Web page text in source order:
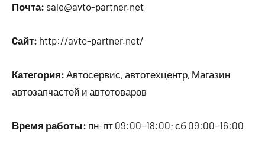
Почта: sale@avto-partner.net
Cайт: http://avto-partner.net/
Категория: Автосервис, автотехцентр, Магазин
автозапчастей и автотоваров
Время работы: пн-пт 09:00–18:00; сб 09:00–16:00